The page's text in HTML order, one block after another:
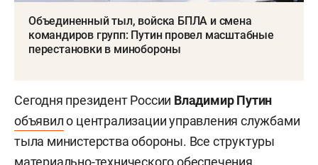
Объединенный тыл, войска БПЛА и смена
командиров групп: Путин провел масштабные
перестановки в минобороны
Сегодня президент России Владимир Путин
объявило централизации управления службами
тыла министерства обороны. Все структуры
материально-технического обеспечения